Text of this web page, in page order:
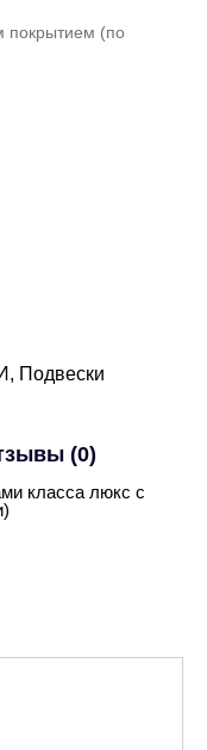
покрытием (по
, Подвески
(0)
класса люкс с